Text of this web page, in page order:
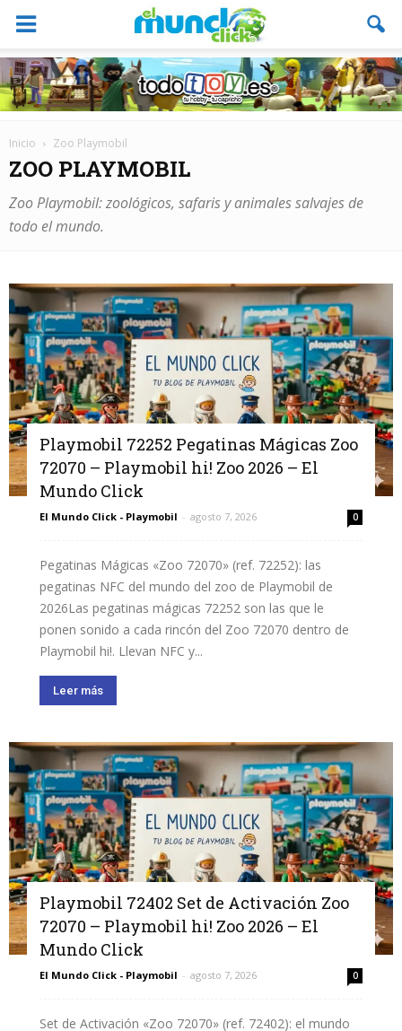
Inicio Zoo Playmobil
ZOO PLAYMOBIL
Zoo Playmobil: zoológicos, safaris y animales salvajes de
todo el mundo.
Playmobil 72252 Pegatinas Mágicas Zoo
72070 – Playmobil hi! Zoo 2026 – El
Mundo Click
El Mundo Click - Playmobil - agosto 7, 2026 0
Pegatinas Mágicas «Zoo 72070» (ref. 72252): las
pegatinas NFC del mundo del zoo de Playmobil de
2026Las pegatinas mágicas 72252 son las que le
ponen sonido a cada rincón del Zoo 72070 dentro de
Playmobil hi!. Llevan NFC y...
Leer más
Playmobil 72402 Set de Activación Zoo
72070 – Playmobil hi! Zoo 2026 – El
Mundo Click
El Mundo Click - Playmobil - agosto 7, 2026 0
Set de Activación «Zoo 72070» (ref. 72402): el mundo